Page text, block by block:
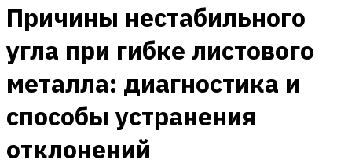
Причины нестабильного
угла при гибке листового
металла: диагностика и
способы устранения
отклонений